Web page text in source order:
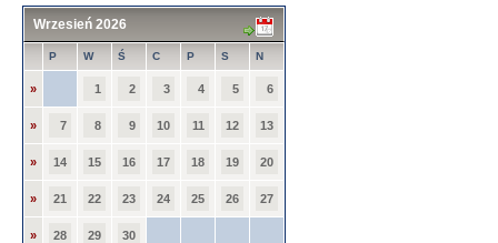
Wrzesień 2026
P W Ś C P S N
» 1 2 3 4 5 6
» 7 8 9 10 11 12 13
» 14 15 16 17 18 19 20
» 21 22 23 24 25 26 27
» 28 29 30